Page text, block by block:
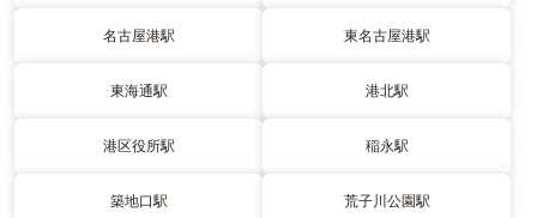
名古屋港駅 東名古屋港駅
東海通駅 港北駅
港区役所駅 稲永駅
築地口駅 荒子川公園駅